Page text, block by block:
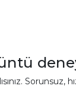
Sorunsuz,